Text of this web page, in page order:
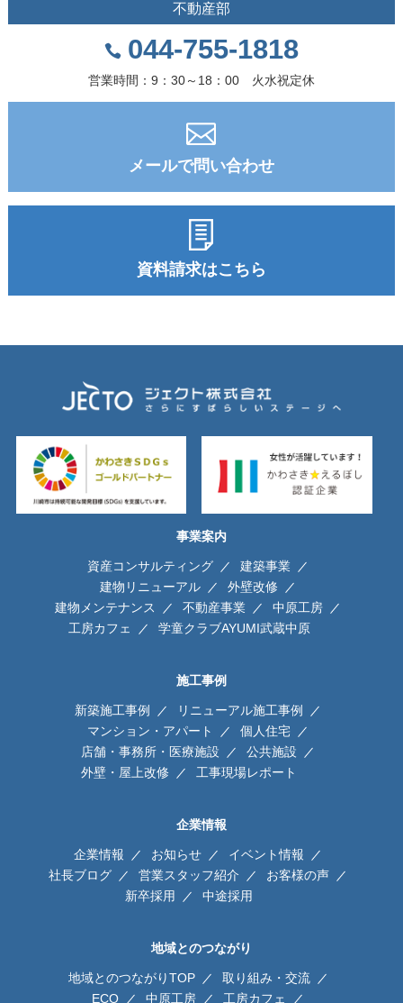
不動産部
044-755-1818
営業時間：9：30～18：00 火水祝定休
メールで問い合わせ
資料請求はこちら
事業案内
資産コンサルティング
建築事業
建物リニューアル
外壁改修
建物メンテナンス
不動産事業
中原工房
工房カフェ
学童クラブAYUMI武蔵中原
施工事例
新築施工事例
リニューアル施工事例
マンション・アパート
個人住宅
店舗・事務所・医療施設
公共施設
外壁・屋上改修
工事現場レポート
企業情報
企業情報 お知らせ
イベント情報
社長ブログ
営業スタッフ紹介
お客様の声
新卒採用
中途採用
地域とのつながり
地域とのつながりTOP
取り組み・交流
ECO
中原工房 工房カフェ